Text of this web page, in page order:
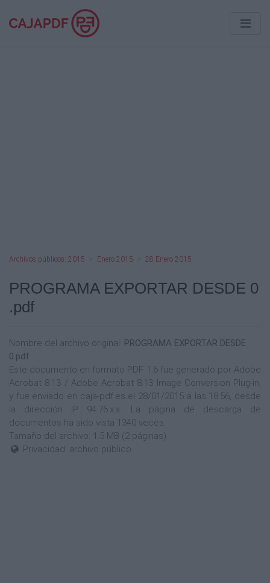
Archivos públicos: 2015 Enero 2015 28 Enero 2015
PROGRAMA EXPORTAR DESDE 0
.pdf
Nombre del archivo original: PROGRAMA EXPORTAR DESDE
0.pdf
Este documento en formato PDF 1.6 fue generado por Adobe
Acrobat 8.13 / Adobe Acrobat 8.13 Image Conversion Plug-in,
y fue enviado en caja-pdf.es el 28/01/2015 a las 18:56, desde
la dirección IP 94.76.x.x. La página de descarga de
documentos ha sido vista 1340 veces.
Tamaño del archivo: 1.5 MB (2 páginas).
Privacidad: archivo público